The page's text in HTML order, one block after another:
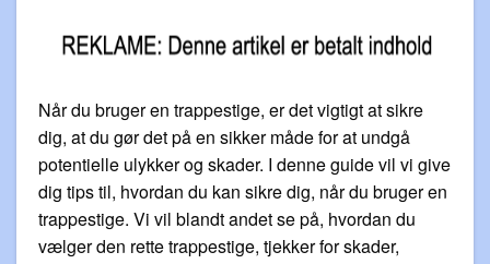
Når du bruger en trappestige, er det vigtigt at sikre
dig, at du gør det på en sikker måde for at undgå
potentielle ulykker og skader. I denne guide vil vi give
dig tips til, hvordan du kan sikre dig, når du bruger en
trappestige. Vi vil blandt andet se på, hvordan du
vælger den rette trappestige, tjekker for skader,